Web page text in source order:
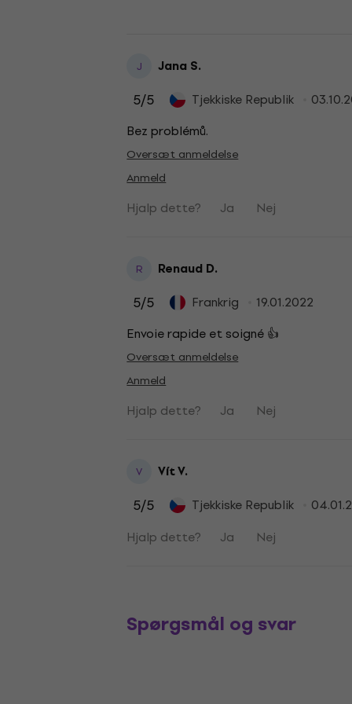
J Jana S.
5/5 Tjekkiske Republik
Bez problémů.
Oversæt anmeldelse
Anmeld
Hjalp dette? Ja Nej
R Renaud D.
5/5 Frankrig
19.01.2022
Envoie rapide et soigné 👍
Oversæt anmeldelse
Anmeld
Hjalp dette? Ja Nej
V Vít V.
5/5 Tjekkiske Republik
Hjalp dette?
Ja Nej
Spørgsmål og svar